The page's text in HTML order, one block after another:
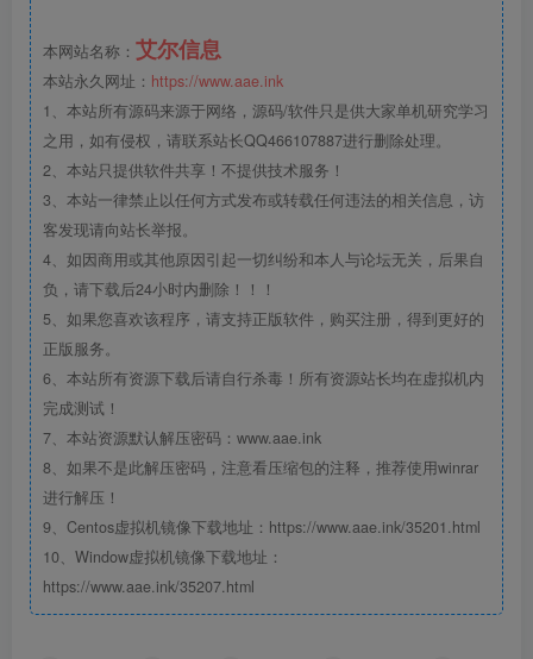
本网站名称： 艾尔信息
本站永久网址： https://www.aae.ink
1、本站所有源码来源于网络，源码/软件只是供大家单机研究学习
之用，如有侵权，请联系站长QQ466107887进行删除处理。
2、本站只提供软件共享！不提供技术服务！
3、本站一律禁止以任何方式发布或转载任何违法的相关信息，访
客发现请向站长举报。
4、如因商用或其他原因引起一切纠纷和本人与论坛无关，后果自
负，请下载后24小时内删除！！！
5、如果您喜欢该程序，请支持正版软件，购买注册，得到更好的
正版服务。
6、本站所有资源下载后请自行杀毒！所有资源站长均在虚拟机内
完成测试！
7、本站资源默认解压密码：www.aae.ink
8、如果不是此解压密码，注意看压缩包的注释，推荐使用winrar
进行解压！
9、Centos虚拟机镜像下载地址：https://www.aae.ink/35201.html
10、Window虚拟机镜像下载地址：
https://www.aae.ink/35207.html